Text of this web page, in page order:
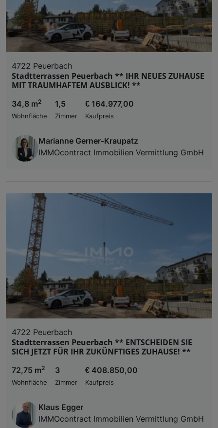
4722 Peuerbach
Stadtterrassen Peuerbach ** IHR NEUES ZUHAUSE
MIT TRAUMHAFTEM AUSBLICK! **
34,8 m2
Wohnfläche
1,5
Zimmer
€ 164.977,00
Kaufpreis
Marianne Gerner-Kraupatz
IMMOcontract Immobilien Vermittlung GmbH
4722 Peuerbach
Stadtterrassen Peuerbach ** ENTSCHEIDEN SIE
SICH JETZT FÜR IHR ZUKÜNFTIGES ZUHAUSE! **
72,75 m2
Wohnfläche
3
Zimmer
€ 408.850,00
Kaufpreis
Klaus Egger
IMMOcontract Immobilien Vermittlung GmbH